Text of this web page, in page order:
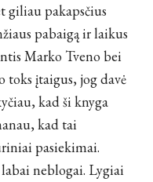
giliau pakapsčius
pabaigą ir laikus
Marko Tveno bei
toks įtaigus, jog davė
kad ši knyga
kad tai
pasiekimai.
neblogai. Lygiai